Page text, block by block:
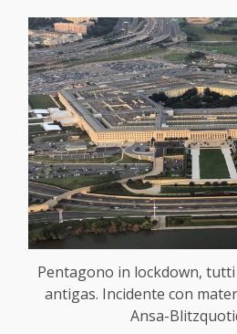
Pentagono in lockdown, tutti
antigas. Incidente con
Ansa-